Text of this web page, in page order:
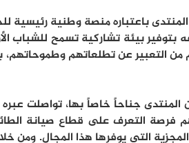
باعتباره منصة وطنية رئيسية
بيئة تشاركية تسمح للشباب
من التعبير عن تطلعاتهم
جناحاً خاصاً بها، تواصلت
فرصة التعرف على قطاع صيانة
التي يوفرها هذا المجال. ومن